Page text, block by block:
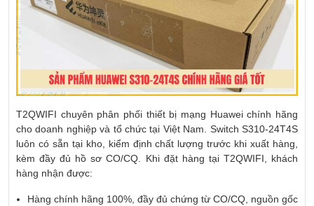
T2QWIFI chuyên phân phối thiết bị mạng Huawei chính hãng
cho doanh nghiệp và tổ chức tại Việt Nam. Switch S310-24T4S
luôn có sẵn tại kho, kiểm định chất lượng trước khi xuất hàng,
kèm đầy đủ hồ sơ CO/CQ. Khi đặt hàng tại T2QWIFI, khách
hàng nhận được:
Hàng chính hãng 100%, đầy đủ chứng từ CO/CQ, nguồn gốc